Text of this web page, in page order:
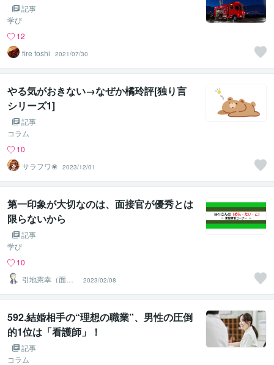
記事
学び
12
fire toshi
2021/07/30
やる気がおきない→なぜか橘玲評[独り言
シリーズ1]
記事
コラム
10
サラフワ❀ 2023/12/01
第一印象が大切なのは、面接官が優秀とは
限らないから
記事
学び
10
引地憲幸（面接
トレーナーnori
さん）
2023/02/08
592.結婚相手の“理想の職業”、男性の圧倒
的1位は「看護師」！
記事
コラム